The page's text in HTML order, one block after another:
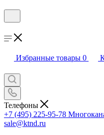
Избранные товары 0
Телефоны
+7 (495) 225-95-78
sale@ktnd.ru